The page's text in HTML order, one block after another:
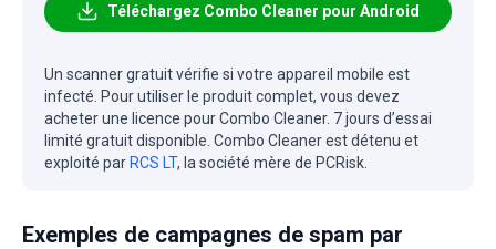
Téléchargez Combo Cleaner pour Android
Un scanner gratuit vérifie si votre appareil mobile est
infecté. Pour utiliser le produit complet, vous devez
acheter une licence pour Combo Cleaner. 7 jours d’essai
limité gratuit disponible. Combo Cleaner est détenu et
exploité parRCS LT, la société mère de PCRisk.
Exemples de campagnes de spam par